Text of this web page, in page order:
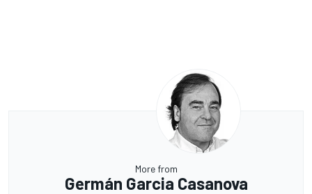
More from
Germán Garcia Casanova